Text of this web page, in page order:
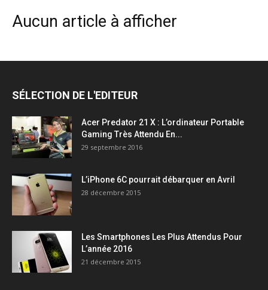
Aucun article à afficher
SÉLECTION DE L'EDITEUR
Acer Predator 21 X : L’ordinateur Portable
Gaming Très Attendu En...
29 septembre 2016
L’iPhone 6C pourrait débarquer en Avril
28 décembre 2015
Les Smartphones Les Plus Attendus Pour
L’année 2016
21 décembre 2015